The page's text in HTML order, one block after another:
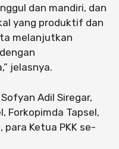
dan mandiri, dan
yang produktif dan
melanjutkan
jelasnya.
Adil Siregar,
Forkopimda Tapsel,
Ketua PKK se-